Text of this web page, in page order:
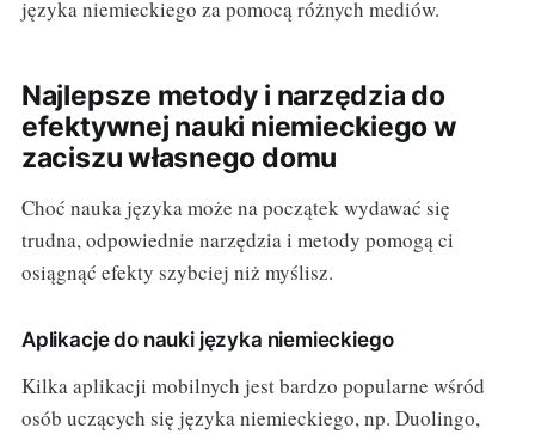
języka niemieckiego za pomocą różnych mediów.
Najlepsze metody i narzędzia do
efektywnej nauki niemieckiego w
zaciszu własnego domu
Choć nauka języka może na początek wydawać się
trudna, odpowiednie narzędzia i metody pomogą ci
osiągnąć efekty szybciej niż myślisz.
Aplikacje do nauki języka niemieckiego
Kilka aplikacji mobilnych jest bardzo popularne wśród
osób uczących się języka niemieckiego, np. Duolingo,